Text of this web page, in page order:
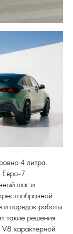
4 литра.
Евро-7
шаг и
и порядок работы
такие решения
характерной